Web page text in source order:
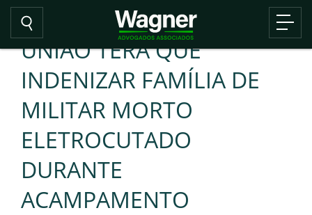
UNIÃO TERÁ QUE
INDENIZAR FAMÍLIA DE
MILITAR MORTO
ELETROCUTADO
DURANTE
ACAMPAMENTO